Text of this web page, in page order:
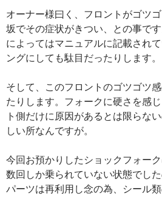
オーナー様曰く、フロントがゴツ
坂でその症状がきつい、との事で
によってはマニュアルに記載され
ングにしても駄目だったりします。
そして、このフロントのゴツゴツ
たりします。フォークに硬さを感
ト側だけに原因があるとは限らな
しい所なんですが。
今回お預かりしたショックフォー
数回しか乗られていない状態でし
パーツは再利用し念の為、シール